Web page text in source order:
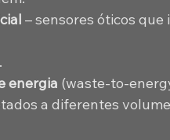
– sensores óticos
.
energia (waste-to-
a diferentes